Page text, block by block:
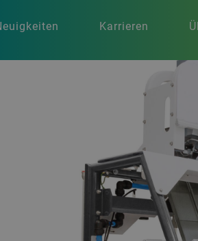
Karrieren